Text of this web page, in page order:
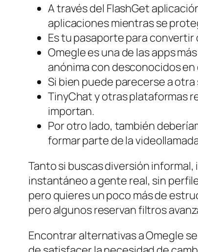
A través del FlashGet
aplicaciones mientras se
Es tu pasaporte para
Omegle es una de las apps
anónima con desconocidos
Si bien puede parecerse a
TinyChat y otras plataformas
importan.
Por otro lado, también
formar parte de la
Tanto si buscas diversión
instantáneo a gente real, sin
pero quieres un poco más de
pero algunos reservan filtros
Encontrar alternativas a Omegle